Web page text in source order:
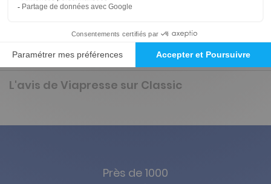
Présentation du magazine Classic
L'avis de Viapresse sur Classic
Près de 1000